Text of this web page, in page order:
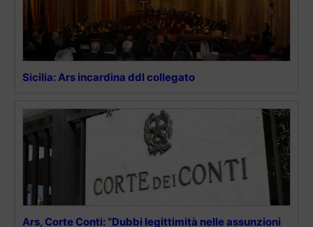
Sicilia: Ars incardina ddl collegato
Ars, Corte Conti: “Dubbi legittimità nelle assunzioni